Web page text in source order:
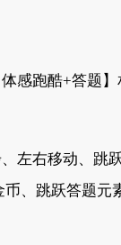
感跑酷+答题
左右移动、跳
、跳跃答题元